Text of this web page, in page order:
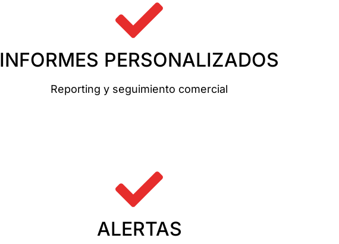
INFORMES PERSONALIZADOS
Reporting y seguimiento comercial
ALERTAS